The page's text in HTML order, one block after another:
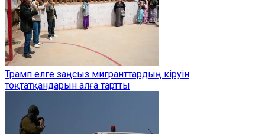
Трамп елге заңсыз мигранттардың кіруін
тоқтатқандарын алға тартты